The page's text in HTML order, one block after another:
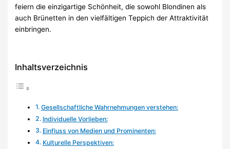
feiern die einzigartige Schönheit, die sowohl Blondinen als
auch Brünetten in den vielfältigen Teppich der Attraktivität
einbringen.
Inhaltsverzeichnis
Gesellschaftliche Wahrnehmungen verstehen:
Individuelle Vorlieben:
Einfluss von Medien und Prominenten:
Kulturelle Perspektiven: